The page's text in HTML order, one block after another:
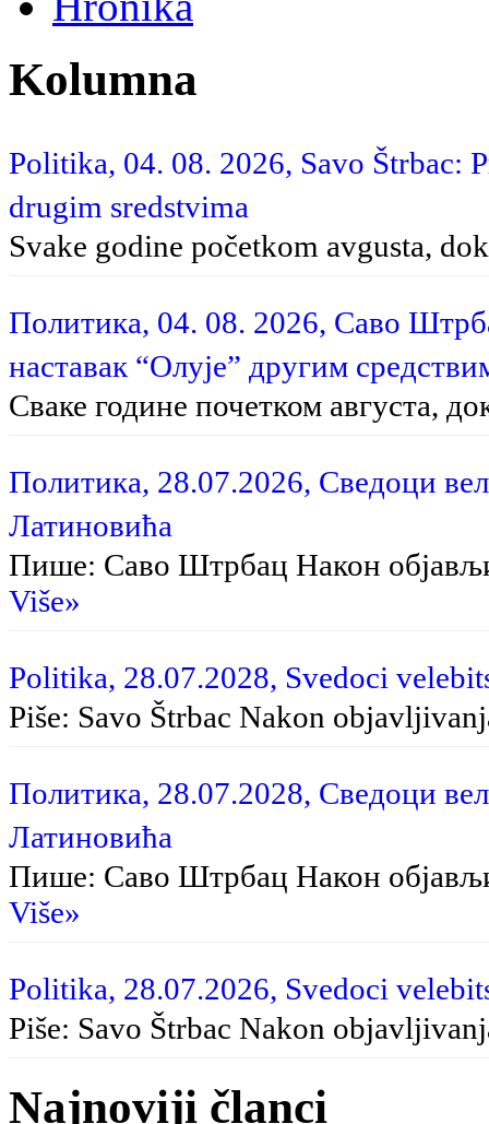
Kolumna
Politika, 04. 08. 2026, Savo Štrbac:
drugim sredstvima
Svake godine početkom avgusta,
Политика, 04. 08. 2026, Саво
наставак “Олује” другим
Сваке године почетком августа,
Политика, 28.07.2026, Сведоци
Латиновића
Пише: Саво Штрбац На­кон
Više»
Politika, 28.07.2028, Svedoci
Piše: Savo Štrbac Na­kon
Политика, 28.07.2028, Сведоци
Латиновића
Пише: Саво Штрбац Након
Više»
Politika, 28.07.2026, Svedoci
Piše: Savo Štrbac Nakon
Najnoviji članci